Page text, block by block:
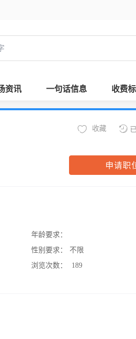
资讯 一句话信息 收费
收藏
申请职
年龄要求：
性别要求：
不限
浏览次数：
189